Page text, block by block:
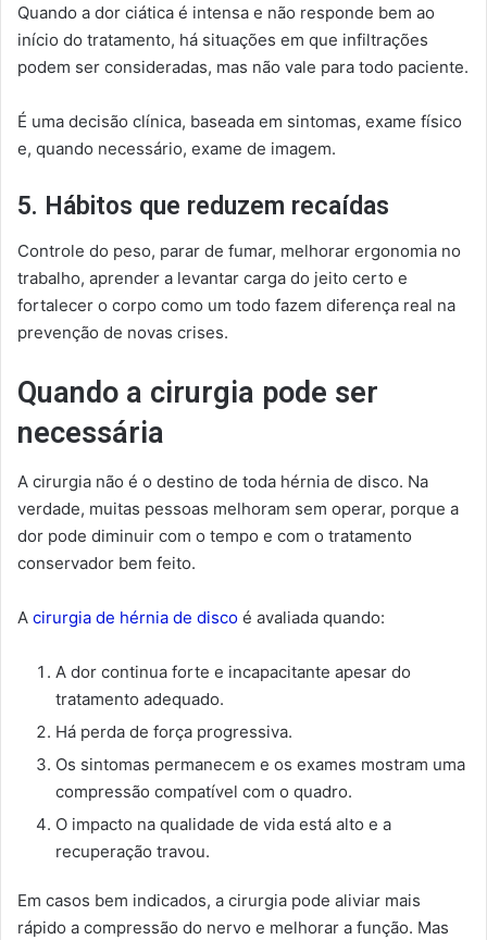
Quando a dor ciática é intensa e não responde bem ao
início do tratamento, há situações em que infiltrações
podem ser consideradas, mas não vale para todo paciente.
É uma decisão clínica, baseada em sintomas, exame físico
e, quando necessário, exame de imagem.
5. Hábitos que reduzem recaídas
Controle do peso, parar de fumar, melhorar ergonomia no
trabalho, aprender a levantar carga do jeito certo e
fortalecer o corpo como um todo fazem diferença real na
prevenção de novas crises.
Quando a cirurgia pode ser
necessária
A cirurgia não é o destino de toda hérnia de disco. Na
verdade, muitas pessoas melhoram sem operar, porque a
dor pode diminuir com o tempo e com o tratamento
conservador bem feito.
A cirurgia de hérnia de disco é avaliada quando:
A dor continua forte e incapacitante apesar do
tratamento adequado.
Há perda de força progressiva.
Os sintomas permanecem e os exames mostram uma
compressão compatível com o quadro.
O impacto na qualidade de vida está alto e a
recuperação travou.
Em casos bem indicados, a cirurgia pode aliviar mais
rápido a compressão do nervo e melhorar a função. Mas